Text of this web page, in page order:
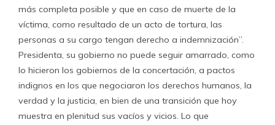
más completa posible y que en caso de muerte de la
víctima, como resultado de un acto de tortura, las
personas a su cargo tengan derecho a indemnización”.
Presidenta, su gobierno no puede seguir amarrado, como
lo hicieron los gobiernos de la concertación, a pactos
indignos en los que negociaron los derechos humanos, la
verdad y la justicia, en bien de una transición que hoy
muestra en plenitud sus vacíos y vicios. Lo que